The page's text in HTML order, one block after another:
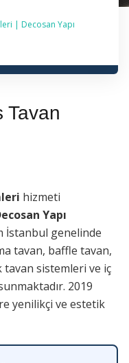
| Decosan Yapı
Metal Asma
Tavan
hizmeti
Yapı
İstanbul genelinde
tavan, baffle tavan,
sistemleri ve iç
2019
yenilikçi ve estetik